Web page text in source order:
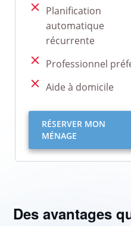
Planification
automatique
récurrente
Professionnel
Aide à domicile
RÉSERVER MON
MÉNAGE
Des avantages